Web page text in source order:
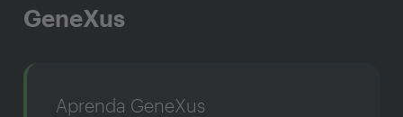
GeneXus
Aprenda GeneXus